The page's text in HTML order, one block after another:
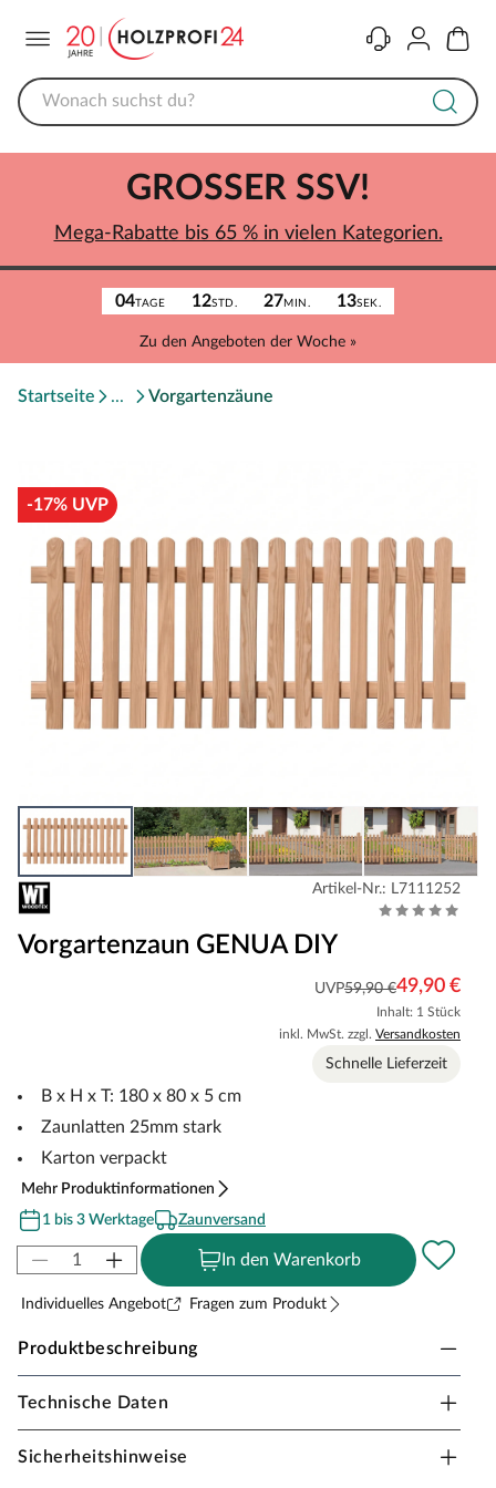
KontaktKonto
04TAGE 12STD. 27MIN. 13SEK.
Zu den Angeboten der Woche »
GROSSER SSV!
Mega-Rabatte bis 65 % in vielen Kategorien.
Startseite Vorgartenzäune
-17% UVP
Artikel-Nr.: L7111252
Vorgartenzaun GENUA DIY
UVP59,90 €49,90 €
Inhalt: 1 Stück
inkl. MwSt. zzgl. Versandkosten
Schnelle Lieferzeit
B x H x T: 180 x 80 x 5 cm
Zaunlatten 25mm stark
Karton verpackt
Mehr Produktinformationen
1 bis 3 Werktage
Zaunversand
In den Warenkorb
Individuelles Angebot Fragen zum Produkt
Produktbeschreibung
WOODTEX Vorgartenzaun GENUA DIY
Gestalte deinen Eingangsbereich einladend und natürlich
Technische Daten
Sicherheitshinweise